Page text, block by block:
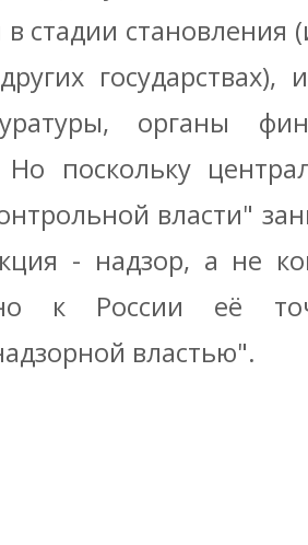
стадии становления
органы
Но поскольку
власти"
- надзор, а не
к России её
властью".